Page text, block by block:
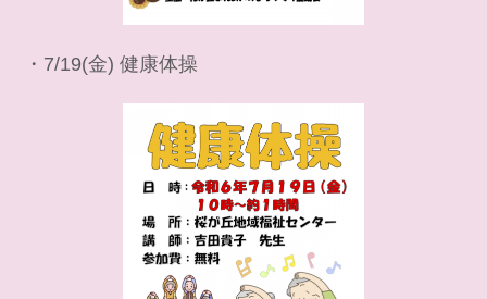
・7/19(金) 健康体操